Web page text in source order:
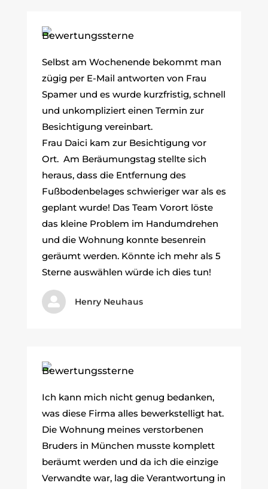
Selbst am Wochenende bekommt man
zügig per E-Mail antworten von Frau
Spamer und es wurde kurzfristig, schnell
und unkompliziert einen Termin zur
Besichtigung vereinbart.
Frau Daici kam zur Besichtigung vor
Ort. Am Beräumungstag stellte sich
heraus, dass die Entfernung des
Fußbodenbelages schwieriger war als es
geplant wurde! Das Team Vorort löste
das kleine Problem im Handumdrehen
und die Wohnung konnte besenrein
geräumt werden. Könnte ich mehr als 5
Sterne auswählen würde ich dies tun!
 Henry Neuhaus
Ich kann mich nicht genug bedanken,
was diese Firma alles bewerkstelligt hat.
Die Wohnung meines verstorbenen
Bruders in München musste komplett
beräumt werden und da ich die einzige
Verwandte war, lag die Verantwortung in